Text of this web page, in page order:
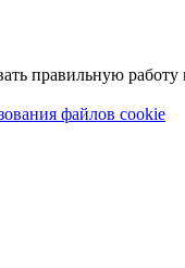
правильную работу
файлов cookie